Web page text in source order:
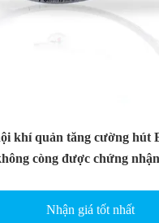
khí quản tăng cường hút
còng được chứng
Nhận giá tốt nhất